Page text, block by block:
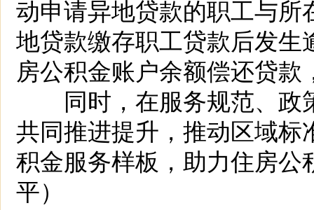
动申请异地贷款的职工与
地贷款缴存职工贷款后发
房公积金账户余额偿还贷
同时，在服务规范、政
共同推进提升，推动区域
积金服务样板，助力住房
平）